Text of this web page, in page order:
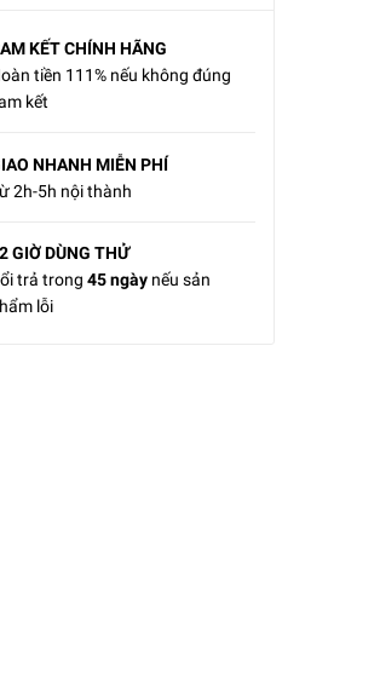
KẾT CHÍNH HÃNG
tiền 111% nếu không đúng
kết
NHANH MIỄN PHÍ
2h-5h nội thành
GIỜ DÙNG THỬ
trả trong 45 ngàynếu sản
lỗi